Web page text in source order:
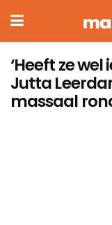
‘Heeft ze
Jutta
massaal